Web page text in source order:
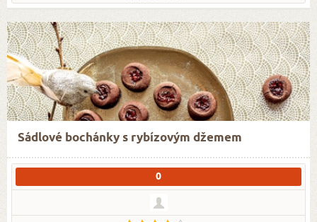
Sádlové bochánky s rybízovým džemem
0